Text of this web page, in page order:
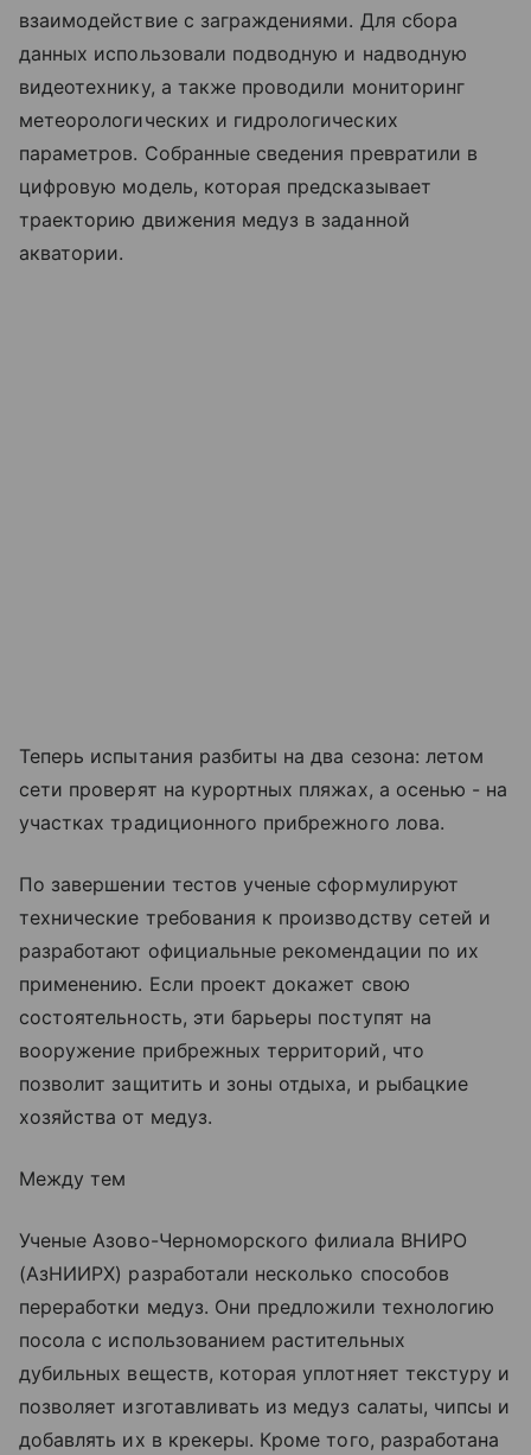
взаимодействие с заграждениями. Для сбора
данных использовали подводную и надводную
видеотехнику, а также проводили мониторинг
метеорологических и гидрологических
параметров. Собранные сведения превратили в
цифровую модель, которая предсказывает
траекторию движения медуз в заданной
акватории.
Теперь испытания разбиты на два сезона: летом
сети проверят на курортных пляжах, а осенью - на
участках традиционного прибрежного лова.
По завершении тестов ученые сформулируют
технические требования к производству сетей и
разработают официальные рекомендации по их
применению. Если проект докажет свою
состоятельность, эти барьеры поступят на
вооружение прибрежных территорий, что
позволит защитить и зоны отдыха, и рыбацкие
хозяйства от медуз.
Между тем
Ученые Азово-Черноморского филиала ВНИРО
(АзНИИРХ) разработали несколько способов
переработки медуз. Они предложили технологию
посола с использованием растительных
дубильных веществ, которая уплотняет текстуру и
позволяет изготавливать из медуз салаты, чипсы и
добавлять их в крекеры. Кроме того, разработана